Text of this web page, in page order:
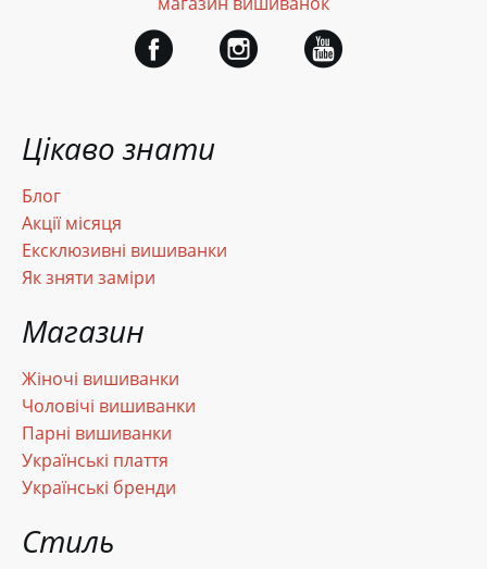
Цікаво знати
Блог
Акції місяця
Ексклюзивні вишиванки
Як зняти заміри
Магазин
Жіночі вишиванки
Чоловічі вишиванки
Парні вишиванки
Українські плаття
Українські бренди
Стиль